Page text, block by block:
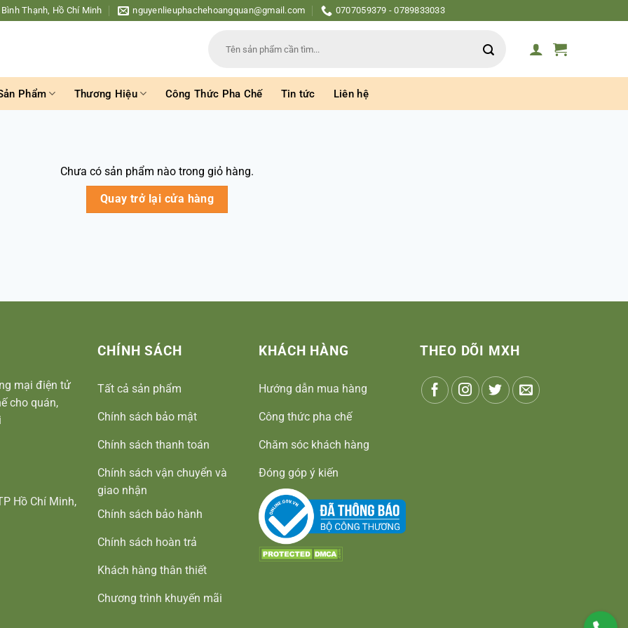
Thạnh, Hồ Chí Minh nguyenlieuphachehoangquan@gmail.com 0707059379 - 0789833033
kiếm:
Phẩm Thương Hiệu Công Thức Pha Chế Tin tức Liên hệ
Chưa có sản phẩm nào trong giỏ hàng.
Quay trở lại cửa hàng
mại điện tử
cho quán,
Hồ Chí Minh,
CHÍNH SÁCH
Tất cả sản phẩm
Chính sách bảo mật
Chính sách thanh toán
Chính sách vận chuyển và
giao nhận
Chính sách bảo hành
Chính sách hoàn trả
Khách hàng thân thiết
Chương trình khuyến mãi
KHÁCH HÀNG
Hướng dẫn mua hàng
Công thức pha chế
Chăm sóc khách hàng
Đóng góp ý kiến
THEO DÕI MXH